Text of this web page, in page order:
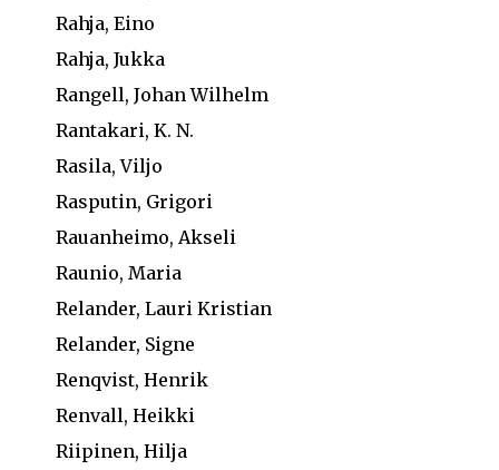
Rahja, Eino
Rahja, Jukka
Rangell, Johan Wilhelm
Rantakari, K. N.
Rasila, Viljo
Rasputin, Grigori
Rauanheimo, Akseli
Raunio, Maria
Relander, Lauri Kristian
Relander, Signe
Renqvist, Henrik
Renvall, Heikki
Riipinen, Hilja